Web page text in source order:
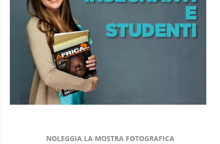
NOLEGGIA LA MOSTRA FOTOGRAFICA